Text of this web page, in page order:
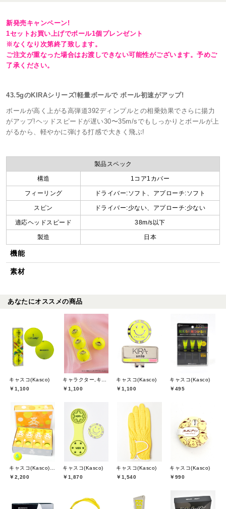
新発売キャンペーン!
1セットお買い上げでボール1個プレンゼント
※なくなり次第終了致します。
ご注文が重なった場合はお渡しできない可能性がございます。予めご
了承ください。
43.5gのKIRAシリーズ!軽量ボールで ボール初速がアップ!
ボールが高く上がる高弾道392ディンプルとの相乗効果でさらに揚力
がアップ!ヘッドスピードが遅い30〜35m/sでもしっかりとボールが上
がるから、軽やかに弾ける打感で大きく飛ぶ!
製品スペック
構造 1コア1カバー
フィーリング ドライバー:ソフト、アプローチ:ソフト
スピン ドライバー:少ない、アプローチ:少ない
適応ヘッドスピード 38m/s以下
製造 日本
機能
素材
あなたにオススメの商品
キャスコ(Kasco)
￥1,100
￥1,100
キャスコ(Kasco)
￥1,100
キャスコ(Kasco)
￥495
￥2,200
キャスコ(Kasco)
￥1,870
キャスコ(Kasco)
￥1,540
キャスコ(Kasco)
￥990